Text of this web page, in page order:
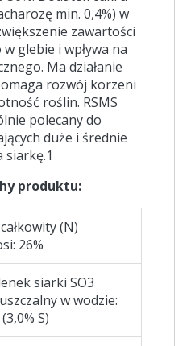
min. 0,4%) w
zawartości
glebie i wpływa na
Ma działanie
rozwój korzeni
roślin. RSMS
polecany do
duże i średnie
produktu:
(N)
26%
siarki SO3
w wodzie:
S)